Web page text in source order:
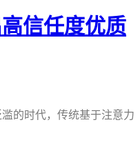
信任度优质
的时代，传统基于注意力